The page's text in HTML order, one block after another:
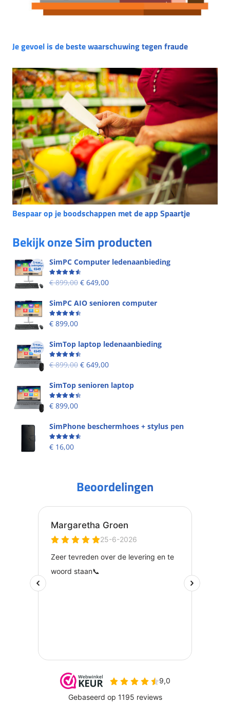
Je gevoel is de beste waarschuwing tegen fraude
Bespaar op je boodschappen met de app Spaartje
Bekijk onze Sim producten
SimPC Computer ledenaanbieding
Beoordeling 4.60uit 5
€899,00 € 649,00
SimPC AIO senioren computer
Beoordeling
€ 899,00
SimTop laptop ledenaanbieding
Beoordeling 4.53uit 5
€899,00 € 649,00
SimTop senioren laptop
Beoordeling
€ 899,00
SimPhone beschermhoes + stylus pen
Beoordeling
€ 16,00
Beoordelingen